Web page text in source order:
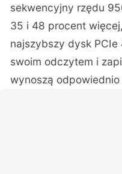
sekwencyjny rzędu
35 i 48 procent
najszybszy dysk
swoim odczytem i
wynoszą